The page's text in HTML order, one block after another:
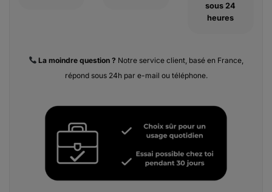
sous 24
heures
La moindre question ? Notre service client, basé en France,
répond sous 24h par e-mail ou téléphone.